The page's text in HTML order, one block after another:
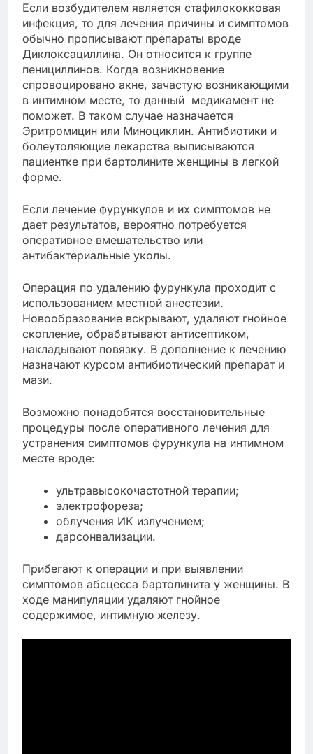
Если возбудителем является стафилококковая
инфекция, то для лечения причины и симптомов
обычно прописывают препараты вроде
Диклоксациллина. Он относится к группе
пенициллинов. Когда возникновение
спровоцировано акне, зачастую возникающими
в интимном месте, то данный медикамент не
поможет. В таком случае назначается
Эритромицин или Миноциклин. Антибиотики и
болеутоляющие лекарства выписываются
пациентке при бартолините женщины в легкой
форме.
Если лечение фурункулов и их симптомов не
дает результатов, вероятно потребуется
оперативное вмешательство или
антибактериальные уколы.
Операция по удалению фурункула проходит с
использованием местной анестезии.
Новообразование вскрывают, удаляют гнойное
скопление, обрабатывают антисептиком,
накладывают повязку. В дополнение к лечению
назначают курсом антибиотический препарат и
мази.
Возможно понадобятся восстановительные
процедуры после оперативного лечения для
устранения симптомов фурункула на интимном
месте вроде:
ультравысокочастотной терапии;
электрофореза;
облучения ИК излучением;
дарсонвализации.
Прибегают к операции и при выявлении
симптомов абсцесса бартолинита у женщины. В
ходе манипуляции удаляют гнойное
содержимое, интимную железу.